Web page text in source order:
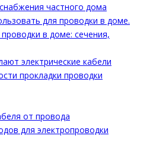
частного дома
для проводки в доме.
в доме: сечения,
электрические кабели
прокладки проводки
от провода
для электропроводки